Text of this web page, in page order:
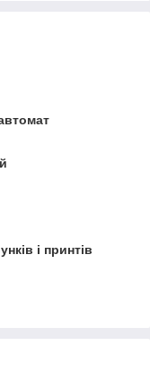
і принтів